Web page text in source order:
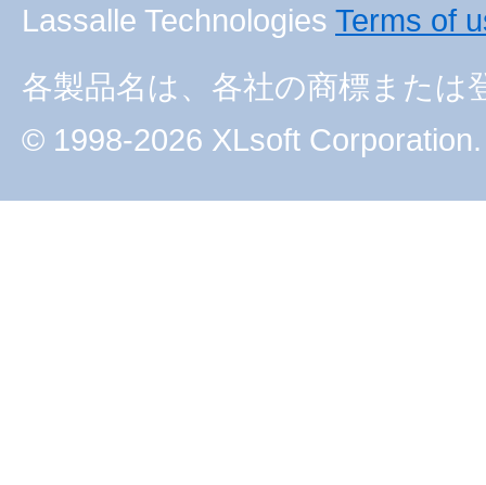
Lassalle Technologies Terms of
各製品名は、各社の商標または
© 1998-2026 XLsoft